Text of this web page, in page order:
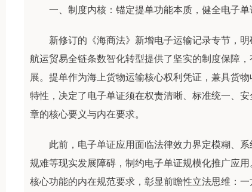
一、制度内核：锚定提单功能本质，健全电子单
新修订的《海商法》新增电子运输记录专节，明
航运贸易全链条数智化转型提供了坚实的制度保障
展。提单作为海上货物运输核心权利凭证，兼具货
特性，决定了电子单证须在权责清晰、标准统一、
章的核心要义与内在要求。
此前，电子单证应用面临法律效力界定模糊、系
规难等现实发展障碍，制约电子单证规模化推广应
核心功能的内在规范要求，彰显前瞻性立法思维：